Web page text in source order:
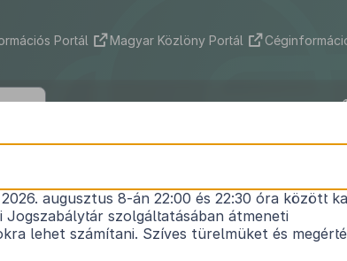
Portál Magyar Közlöny Portál
2025. (VIII. 13.) Korm. rendelet
állampolgárok beutazására és
szóló2023. évi XC. törvényvégrehajtásáról
1
augusztus 8-án 22:00 és 22:30 óra között
Jogszabálytár szolgáltatásában átmeneti
lehet számítani. Szíves türelmüket és